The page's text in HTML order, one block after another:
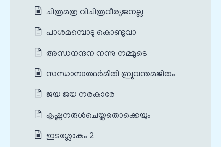
ചിത്രമത്ര വിചിത്രവീര്യജനല്ല
പാശമമ്പൊടു കൊണ്ടുവാ
അന്ധനന്ദന നന്നു നമ്മുടെ
സന്ധാനാത്ഥര്‍മിതി ബ്രുവന്തമജിതം
ജയ ജയ നരകാരേ
കൃഷ്ണനരുള്‍ചെയ്തതൊക്കെയും
ഇടശ്ലോകം 2